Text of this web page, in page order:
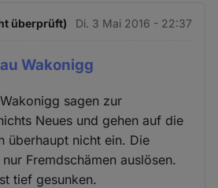
überprüft) Di. 3 Mai 2016 - 22:37
Wakonigg
sagen zur
Neues und gehen auf die
überhaupt nicht ein. Die
Fremdschämen auslösen.
tief gesunken.